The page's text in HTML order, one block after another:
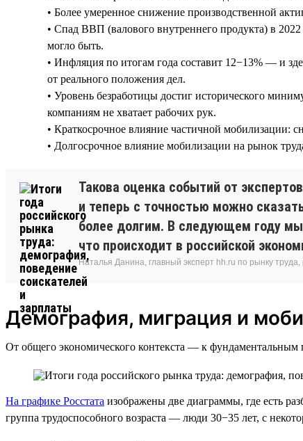
• Более умеренное снижение производственной
• Спад ВВП (валового внутреннего продукта) в
могло быть.
• Инфляция по итогам года составит 12−13% — и
от реального положения дел.
• Уровень безработицы достиг исторического
компаниям не хватает рабочих рук.
• Краткосрочное влияние частичной мобилизации:
• Долгосрочное влияние мобилизации на рынок
Такова оценка событий от
и теперь с точностью можно
более долгим. В следующем году
что происходит в российской
Наталья Данина, главный эксперт hh.ru по рынку
Демография, миграция и
От общего экономического контекста — к фундаментальным
На графике Росстата изображены две диаграммы, где есть
группа трудоспособного возраста — люди 30−35 лет, с